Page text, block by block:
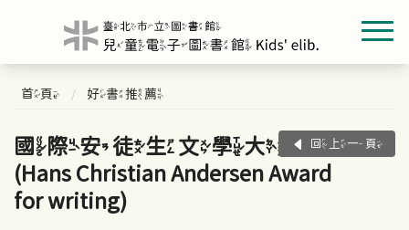
首頁 好書推薦
國際安徒生文學大獎
(Hans Christian Andersen Award
for writing)
回上一頁